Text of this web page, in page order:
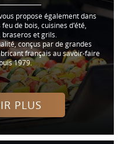
propose également dans
de bois, cuisines d'été,
et grils.
conçus par de grandes
français au savoir-faire
1979.
PLUS